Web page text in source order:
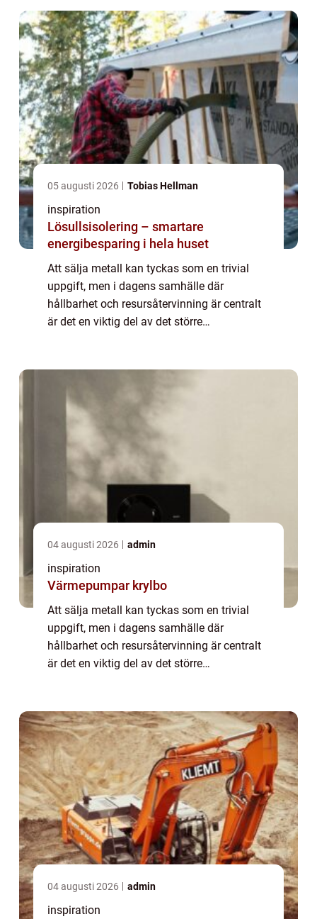
05 augusti 2026 Tobias Hellman
inspiration
Lösullsisolering – smartare
energibesparing i hela huset
Att sälja metall kan tyckas som en trivial
uppgift, men i dagens samhälle där
hållbarhet och resursåtervinning är centralt
är det en viktig del av det större
04 augusti 2026 admin
inspiration
Värmepumpar krylbo
Att sälja metall kan tyckas som en trivial
uppgift, men i dagens samhälle där
hållbarhet och resursåtervinning är centralt
är det en viktig del av det större
04 augusti 2026 admin
inspiration